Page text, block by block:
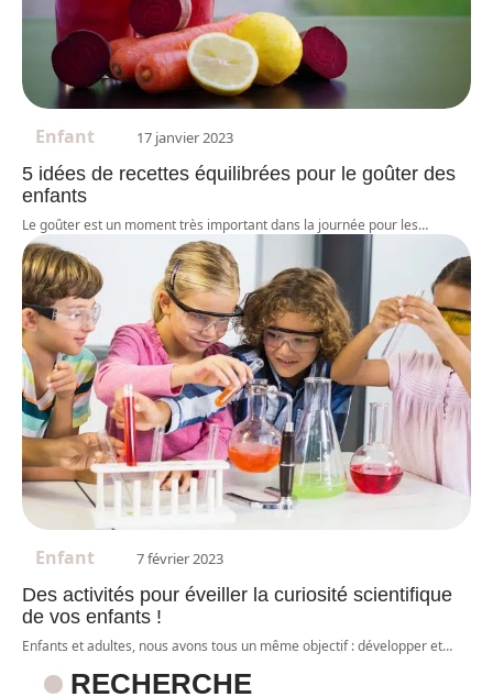
Enfant 17 janvier 2023
5 idées de recettes équilibrées pour le goûter des
enfants
Le goûter est un moment très important dans la journée pour les…
Enfant 7 février 2023
Des activités pour éveiller la curiosité scientifique
de vos enfants !
Enfants et adultes, nous avons tous un même objectif : développer et…
RECHERCHE